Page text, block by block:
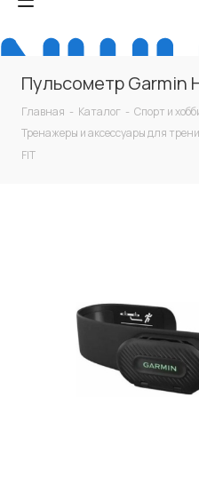
Пульсометр Garmin
Главная - Каталог - Спорт и
Тренажеры и аксессуары для
FIT